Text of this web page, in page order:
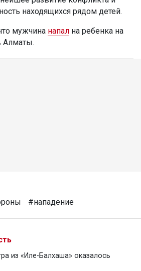
находящихся рядом детей.
мужчина напал на ребенка на
Алматы.
#нападение
из «Иле-Балхаша» оказалось